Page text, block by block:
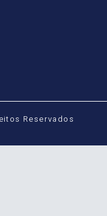
Reservados